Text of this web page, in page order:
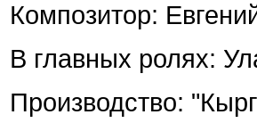
Композитор:
В главных ролях:
Производство: